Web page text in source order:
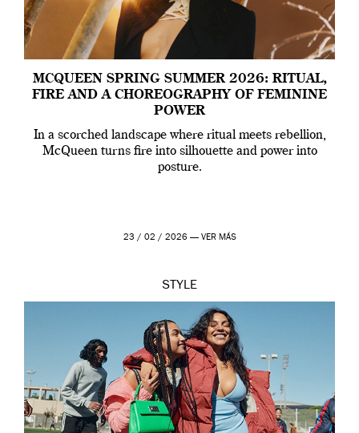
MCQUEEN SPRING SUMMER 2026: RITUAL,
FIRE AND A CHOREOGRAPHY OF FEMININE
POWER
In a scorched landscape where ritual meets rebellion,
McQueen turns fire into silhouette and power into
posture.
23 / 02 / 2026 — VER MÁS
STYLE